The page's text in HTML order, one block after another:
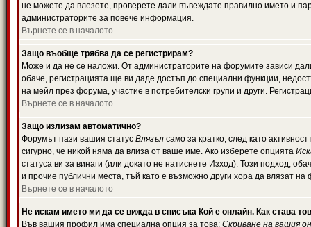
не можете да влезете, проверете дали въвеждате правилно името и
администраторите за повече информация.
Върнете се в началото
Защо въобще трябва да се регистрирам?
Може и да не се наложи. От администраторите на форумите зависи
обаче, регистрацията ще ви даде достъп до специални функции,
на мейл през форума, участие в потребителски групи и други.
Върнете се в началото
Защо излизам автоматично?
Форумът пази вашия статус Влязъл само за кратко, след като
сигурно, че никой няма да влиза от ваше име. Ако изберете опцията
статуса ви за винаги (или докато не натиснете Изход). Този подход,
и прочие публични места, тъй като е възможно други хора да влязат
Върнете се в началото
Не искам името ми да се вижда в списъка Кой е онлайн. Как става
Във вашия профил има специална опция за това: Скриване на вашия